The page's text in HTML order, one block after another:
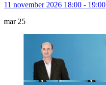
11 november 2026 18:00 - 19:00
mar 25